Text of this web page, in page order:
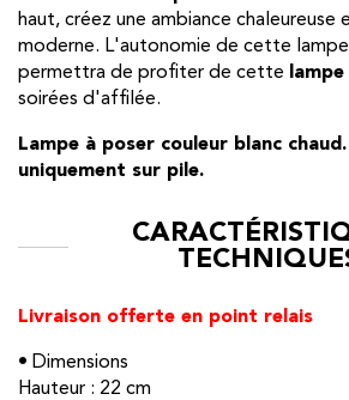
haut, créez une ambiance chaleureuse
moderne. L'autonomie de cette
permettra de profiter de cette
soirées d'affilée.
Lampe à poser couleur blanc chaud.
uniquement sur pile.
Livraison offerte en point relais
• Dimensions
Hauteur : 22 cm